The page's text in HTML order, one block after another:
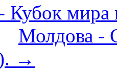
Кубок мира
Молдова -
→